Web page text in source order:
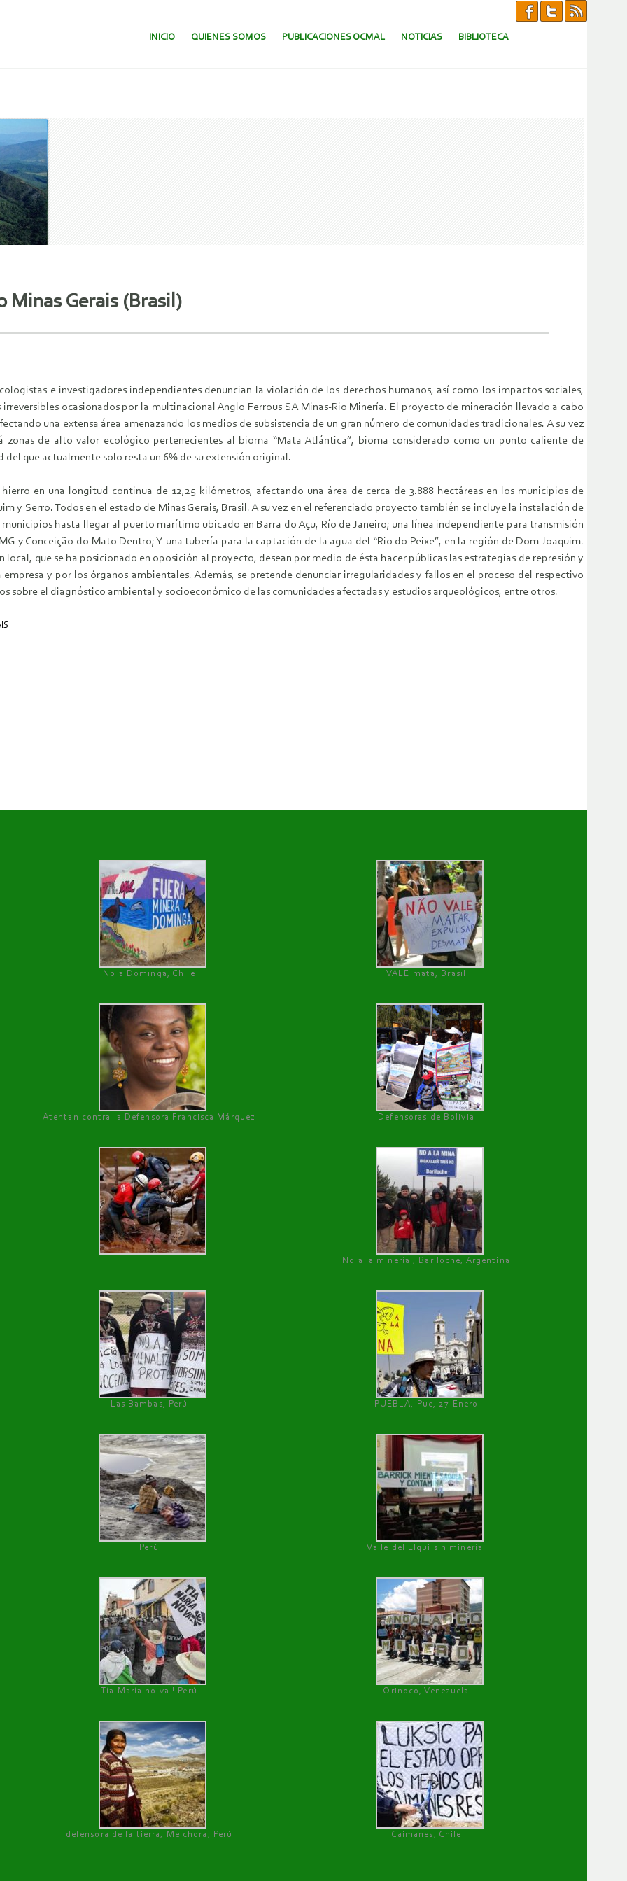
SALTAR AL CONTENIDO.
INICIO QUIENES SOMOS PUBLICACIONES OCMAL NOTICIAS BIBLIOTECA
Minas Gerais (Brasil)
e investigadores independientes denuncian la violación de los derechos humanos, así como los impactos sociales,
ocasionados por la multinacional Anglo Ferrous SA Minas-Rio Minería. El proyecto de mineración llevado a cabo
una extensa área amenazando los medios de subsistencia de un gran número de comunidades tradicionales. A su vez
zonas de alto valor ecológico pertenecientes al bioma “Mata Atlántica”, bioma considerado como un punto caliente de
que actualmente solo resta un 6% de su extensión original.
en una longitud continua de 12,25 kilómetros, afectando una área de cerca de 3.888 hectáreas en los municipios de
y Serro. Todos en el estado de Minas Gerais, Brasil. A su vez en el referenciado proyecto también se incluye la instalación de
hasta llegar al puerto marítimo ubicado en Barra do Açu, Río de Janeiro; una línea independiente para transmisión
y Conceição do Mato Dentro; Y una tubería para la captación de la agua del “Rio do Peixe”, en la región de Dom Joaquim.
que se ha posicionado en oposición al proyecto, desean por medio de ésta hacer públicas las estrategias de represión y
y por los órganos ambientales. Además, se pretende denunciar irregularidades y fallos en el proceso del respectivo
sobre el diagnóstico ambiental y socioeconómico de las comunidades afectadas y estudios arqueológicos, entre otros.
No a Dominga, Chile
VALE mata, Brasil
Atentan contra la Defensora Francisca Márquez Defensoras de Bolivia
No a la minería , Bariloche, Argentina
Las Bambas, Perú PUEBLA, Pue, 27 Enero
Perú Valle del Elqui sin minería.
Tía María no va ! Perú Orinoco, Venezuela
defensora de la tierra, Melchora, Perú Caimanes, Chile